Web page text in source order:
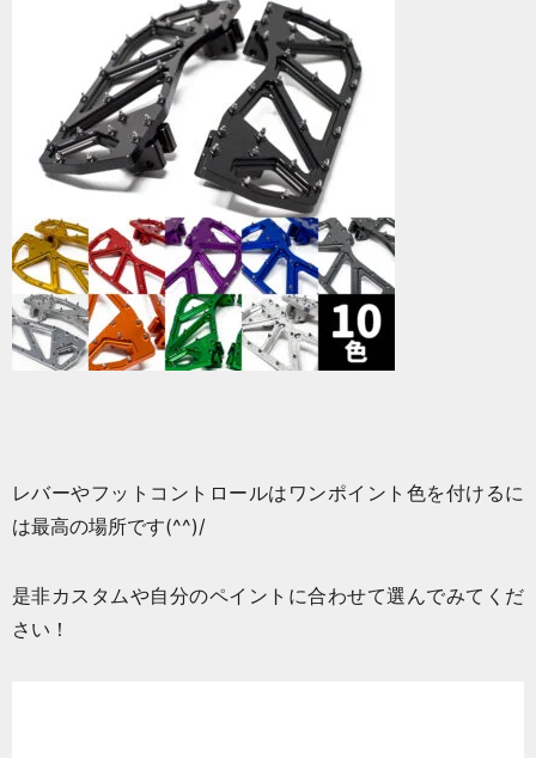
レバーやフットコントロールはワンポイント色を付けるに
は最高の場所です(^^)/
是非カスタムや自分のペイントに合わせて選んでみてくだ
さい！